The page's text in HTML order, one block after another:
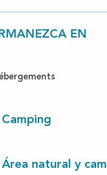
EN
Camping
Área natural y
hasta la
la autenticidad